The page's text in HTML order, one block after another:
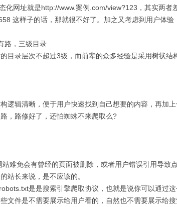
化网址就是http://www.案例.com/view?123，其实两者
这样子的话，那就很不好了。加之又考虑到用户体验
，三级目录
录层次不超过3级，而前辈的众多经验是采用树状
辑清晰，便于用户快速找到自己想要的内容，再加
，路修好了，还怕蜘蛛不来爬取么?
免会有曾经的页面被删除，或者用户错误引用导致
站长来说，是不应该的。
是是搜索引擎爬取协议，也就是说你可以通过这
文件是不需要展示给用户看的，自然也不需要展示给